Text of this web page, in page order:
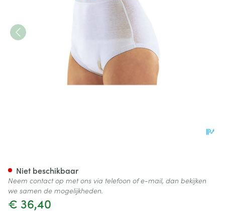
€ 36,40
Niet beschikbaar
Neem contact op met ons via telefoon of e-mail, dan bekijken
we samen de mogelijkheden.